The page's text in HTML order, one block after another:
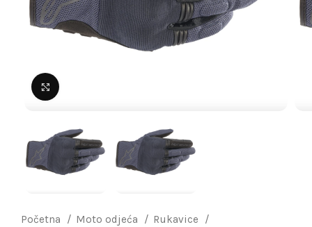
Početna Moto odjeća
Rukavice